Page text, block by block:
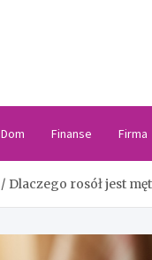
Dom Finanse Firma
Dlaczego rosół jest